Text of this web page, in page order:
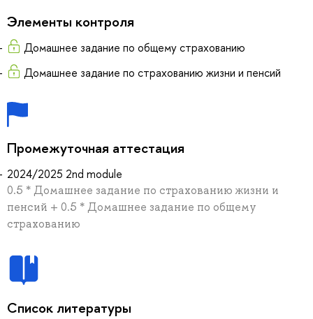
Элементы контроля
Домашнее задание по общему страхованию
Домашнее задание по страхованию жизни и пенсий
Промежуточная аттестация
2024/2025 2nd module
0.5 * Домашнее задание по страхованию жизни и
пенсий + 0.5 * Домашнее задание по общему
страхованию
Список литературы